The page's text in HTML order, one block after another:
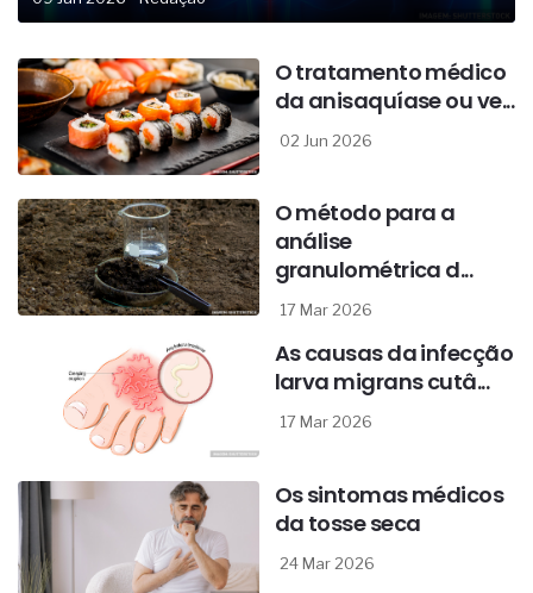
O tratamento médico
da anisaquíase ou ve...
02 Jun 2026
O método para a
análise
granulométrica d...
17 Mar 2026
As causas da infecção
larva migrans cutâ...
17 Mar 2026
Os sintomas médicos
da tosse seca
24 Mar 2026